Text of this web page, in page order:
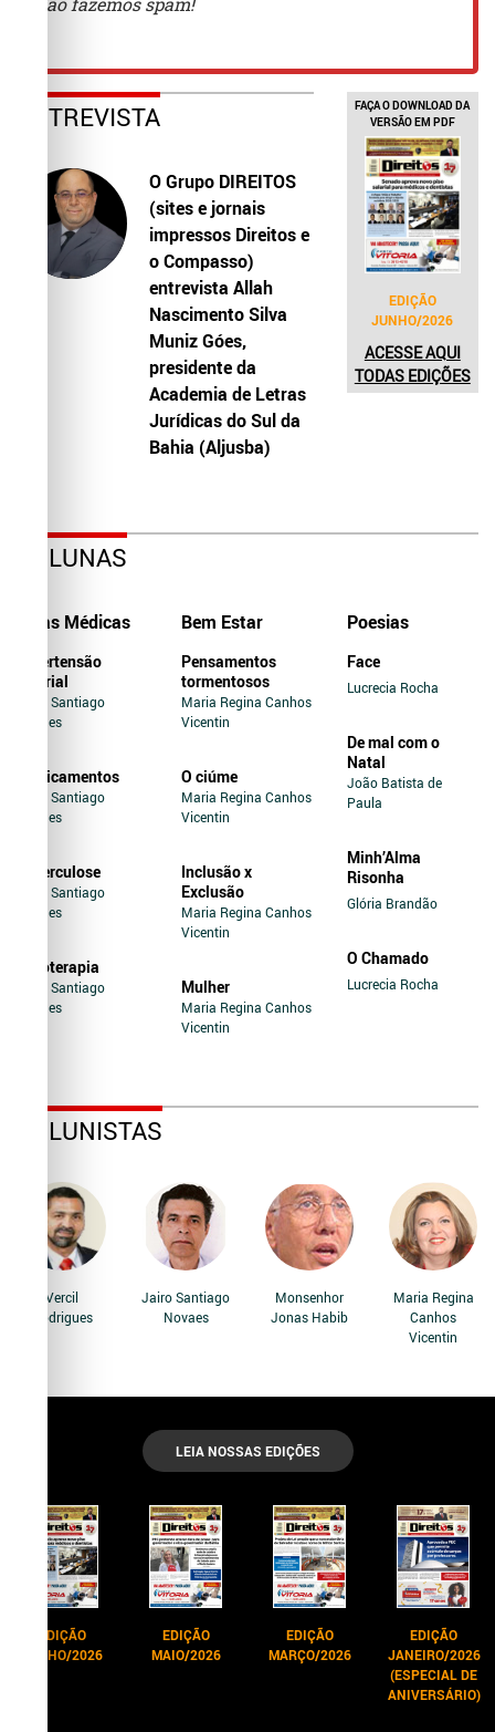
ENTREVISTA
O Grupo DIREITOS
(sites e jornais
impressos Direitos e
o Compasso)
entrevista Allah
Nascimento Silva
Muniz Góes,
presidente da
Academia de Letras
Jurídicas do Sul da
Bahia (Aljusba)
FAÇA O DOWNLOAD DA
VERSÃO EM PDF
EDIÇÃO
JUNHO/2026
ACESSE AQUI
TODAS EDIÇÕES
COLUNAS
Dicas Médicas
Hipertensão
Arterial
Jairo Santiago
Novaes
Medicamentos
Jairo Santiago
Novaes
Tuberculose
Jairo Santiago
Novaes
Soroterapia
Jairo Santiago
Novaes
Bem Estar
Pensamentos
tormentosos
Maria Regina Canhos
Vicentin
O ciúme
Maria Regina Canhos
Vicentin
Inclusão x
Exclusão
Maria Regina Canhos
Vicentin
Mulher
Maria Regina Canhos
Vicentin
Poesias
Face
Lucrecia Rocha
De mal com o
Natal
João Batista de
Paula
Minh’Alma
Risonha
Glória Brandão
O Chamado
Lucrecia Rocha
COLUNISTAS
Vercil
Rodrigues
Jairo Santiago
Novaes
Monsenhor
Jonas Habib
Maria Regina
Canhos
Vicentin
LEIA NOSSAS EDIÇÕES
EDIÇÃO
JUNHO/2026
EDIÇÃO
MAIO/2026
EDIÇÃO
MARÇO/2026
EDIÇÃO
JANEIRO/2026
(ESPECIAL DE
ANIVERSÁRIO)